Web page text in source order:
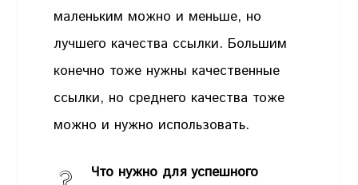
маленьким можно и меньше, но
лучшего качества ссылки. Большим
конечно тоже нужны качественные
ссылки, но среднего качества тоже
можно и нужно использовать.
Что нужно для успешного